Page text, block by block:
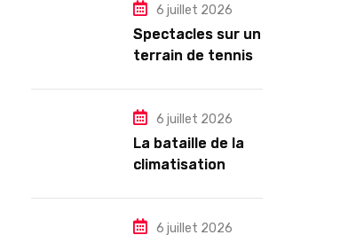
6 juillet 2026
Spectacles sur un
terrain de tennis
6 juillet 2026
La bataille de la
climatisation
6 juillet 2026